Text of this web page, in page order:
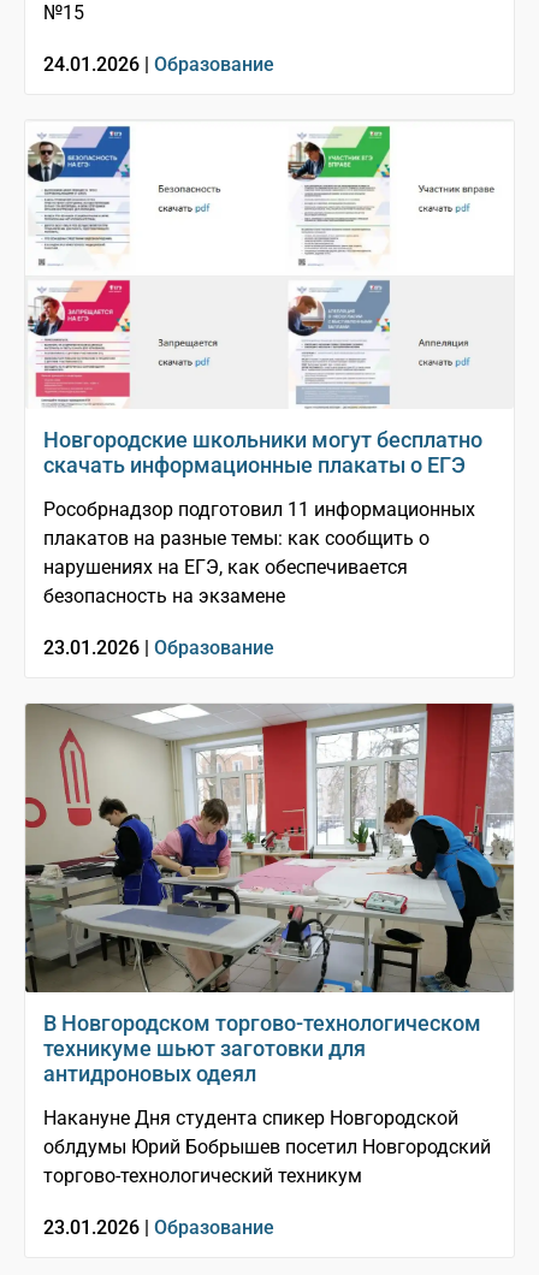
№15
24.01.2026 | Образование
Новгородские школьники могут бесплатно
скачать информационные плакаты о ЕГЭ
Рособрнадзор подготовил 11 информационных
плакатов на разные темы: как сообщить о
нарушениях на ЕГЭ, как обеспечивается
безопасность на экзамене
23.01.2026 | Образование
В Новгородском торгово-технологическом
техникуме шьют заготовки для
антидроновых одеял
Накануне Дня студента спикер Новгородской
облдумы Юрий Бобрышев посетил Новгородский
торгово-технологический техникум
23.01.2026 | Образование